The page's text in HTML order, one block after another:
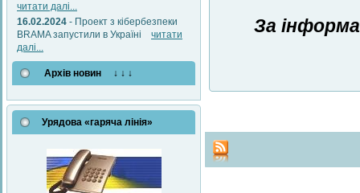
читати далі...
16.02.2024 - Проект з кібербезпеки
BRAMA запустили в Україні читати
далі...
Архів новин ↓ ↓ ↓
Урядова «гаряча лінія»
За